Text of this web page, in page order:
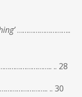
………………………..
.. 28
.. 30